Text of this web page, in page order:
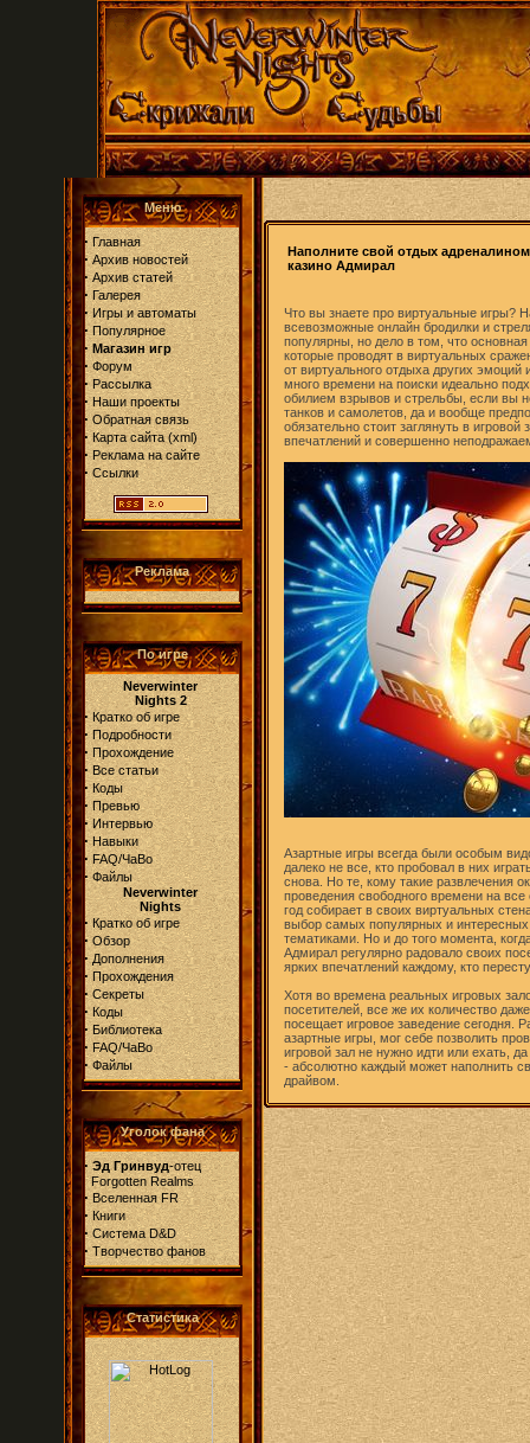
Меню
· Главная
· Архив новостей
· Архив статей
· Галерея
· Игры и автоматы
· Популярное
· Магазин игр
· Форум
· Рассылка
· Наши проекты
· Обратная связь
· Карта сайта(xml)
· Реклама на сайте
· Ссылки
Реклама
По игре
Neverwinter
Nights 2
· Кратко об игре
· Подробности
· Прохождение
· Все статьи
· Коды
· Превью
· Интервью
· Навыки
· FAQ/ЧаВо
· Файлы
Neverwinter
Nights
· Кратко об игре
· Обзор
· Дополнения
· Прохождения
· Секреты
· Коды
· Библиотека
· FAQ/ЧаВо
· Файлы
Уголок фана
· Эд Гринвуд-отец
Forgotten Realms
· Вселенная FR
· Книги
· Система D&D
· Творчество фанов
Статистика
Наполните свой отдых адреналином
казино Адмирал
Что вы знаете про виртуальные игры?
всевозможные онлайн бродилки и
популярны, но дело в том, что
которые проводят в виртуальных
от виртуального отдыха других эмоций
много времени на поиски идеально
обилием взрывов и стрельбы, если вы
танков и самолетов, да и вообще
обязательно стоит заглянуть в игровой
впечатлений и совершенно
Азартные игры всегда были особым
далеко не все, кто пробовал в них
снова. Но те, кому такие развлечения
проведения свободного времени на
год собирает в своих виртуальных
выбор самых популярных и
тематиками. Но и до того момента,
Адмирал регулярно радовало своих
ярких впечатлений каждому, кто
Хотя во времена реальных игровых
посетителей, все же их количество
посещает игровое заведение сегодня.
азартные игры, мог себе позволить
игровой зал не нужно идти или ехать,
- абсолютно каждый может наполнить
драйвом.